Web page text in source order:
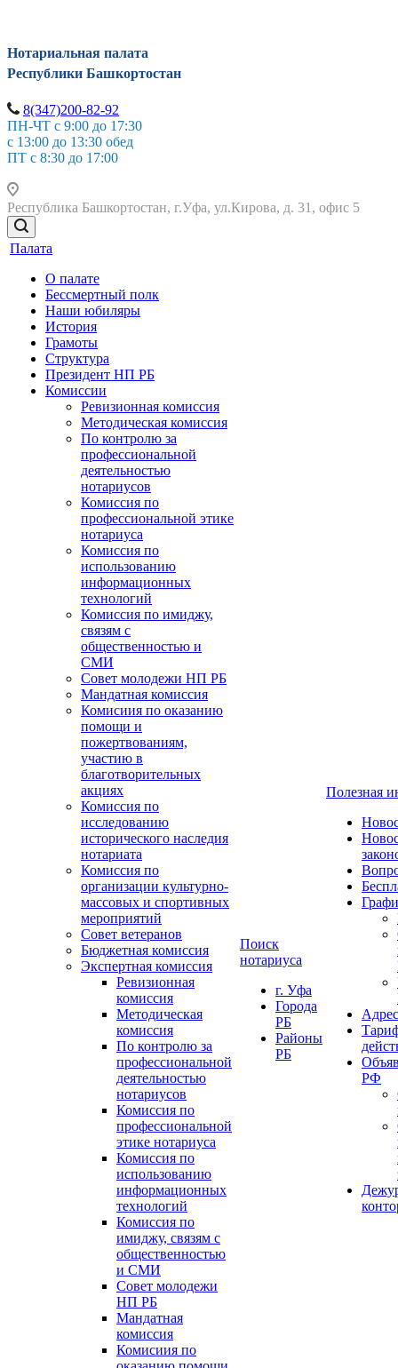
Нотариальная палата
Республики Башкортостан
8(347)200-82-92
ПН-ЧТ с 9:00 до 17:30
с 13:00 до 13:30 обед
ПТ с 8:30 до 17:00
Республика Башкортостан, г.Уфа, ул.Кирова, д. 31, офис 5
Палата
О палате
Бессмертный полк
Наши юбиляры
История
Грамоты
Структура
Президент НП РБ
Комиссии
Ревизионная комиссия
Методическая комиссия
По контролю за
профессиональной
деятельностью
нотариусов
Комиссия по
профессиональной этике
нотариуса
Комиссия по
использованию
информационных
технологий
Комиссия по имиджу,
связям с
общественностью и
СМИ
Совет молодежи НП РБ
Мандатная комиссия
Комисиия по оказанию
помощи и
пожертвованиям,
участию в
благотворительных
акциях
Комиссия по
исследованию
исторического наследия
нотариата
Комиссия по
организации культурно-
массовых и спортивных
мероприятий
Совет ветеранов
Бюджетная комиссия
Экспертная комиссия
Ревизионная
комиссия
Методическая
комиссия
По контролю за
профессиональной
деятельностью
нотариусов
Комиссия по
профессиональной
этике нотариуса
Комиссия по
использованию
информационных
технологий
Комиссия по
имиджу, связям с
общественностью
и СМИ
Совет молодежи
НП РБ
Мандатная
комиссия
Комисиия по
Поиск
нотариуса
г. Уфа
Города
РБ
Районы
РБ
Полезная
РФ